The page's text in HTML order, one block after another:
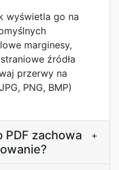
wyświetla go na
marginesy,
źródła
przerwy na
PNG, BMP)
PDF zachowa
+